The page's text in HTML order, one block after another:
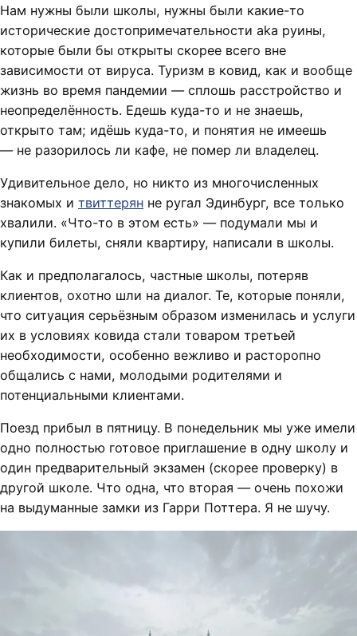
Нам нужны были школы, нужны были какие-то
исторические достопримечательности aka руины,
которые были бы открыты скорее всего вне
зависимости от вируса. Туризм в ковид, как и вообще
жизнь во время пандемии — сплошь расстройство и
неопределённость. Едешь куда-то и не знаешь,
открыто там; идёшь куда-то, и понятия не имеешь
— не разорилось ли кафе, не помер ли владелец.
Удивительное дело, но никто из многочисленных
знакомых и твиттерян не ругал Эдинбург, все только
хвалили. «Что-то в этом есть» — подумали мы и
купили билеты, сняли квартиру, написали в школы.
Как и предполагалось, частные школы, потеряв
клиентов, охотно шли на диалог. Те, которые поняли,
что ситуация серьёзным образом изменилась и услуги
их в условиях ковида стали товаром третьей
необходимости, особенно вежливо и расторопно
общались с нами, молодыми родителями и
потенциальными клиентами.
Поезд прибыл в пятницу. В понедельник мы уже имели
одно полностью готовое приглашение в одну школу и
один предварительный экзамен (скорее проверку) в
другой школе. Что одна, что вторая — очень похожи
на выдуманные замки из Гарри Поттера. Я не шучу.